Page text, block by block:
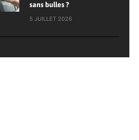
sans bulles ?
5 JUILLET 2026